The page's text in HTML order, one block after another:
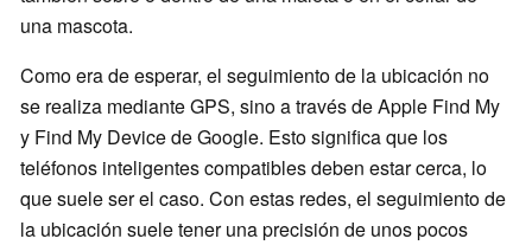
una mascota.
Como era de esperar, el seguimiento de la ubicación no
se realiza mediante GPS, sino a través de Apple Find My
y Find My Device de Google. Esto significa que los
teléfonos inteligentes compatibles deben estar cerca, lo
que suele ser el caso. Con estas redes, el seguimiento de
la ubicación suele tener una precisión de unos pocos